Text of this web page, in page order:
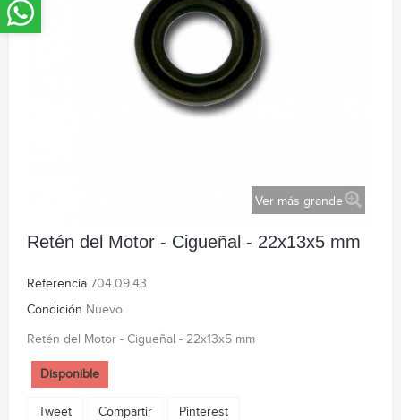
Ver más grande
Retén del Motor - Cigueñal - 22x13x5 mm
Referencia 704.09.43
Condición Nuevo
Retén del Motor - Cigueñal - 22x13x5 mm
Disponible
Tweet Compartir Pinterest